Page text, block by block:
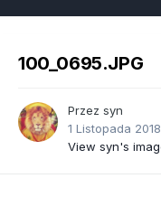
100_0695.JPG
Przez syn
1 Listopada 2018
View syn's